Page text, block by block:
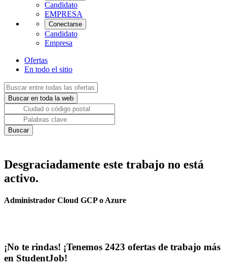
Candidato
EMPRESA
Conectarse
Candidato
Empresa
Ofertas
En todo el sitio
Desgraciadamente este trabajo no está
activo.
Administrador Cloud GCP o Azure
¡No te rindas! ¡Tenemos 2423 ofertas de trabajo más
en StudentJob!